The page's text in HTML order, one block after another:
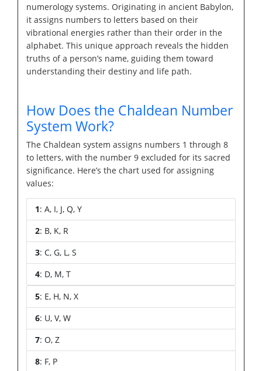
numerology systems. Originating in ancient Babylon,
it assigns numbers to letters based on their
vibrational energies rather than their order in the
alphabet. This unique approach reveals the hidden
truths of a person’s name, guiding them toward
understanding their destiny and life path.
How Does the Chaldean Number
System Work?
The Chaldean system assigns numbers 1 through 8
to letters, with the number 9 excluded for its sacred
significance. Here’s the chart used for assigning
values:
1: A, I, J, Q, Y
2: B, K, R
3: C, G, L, S
4: D, M, T
5: E, H, N, X
6: U, V, W
7: O, Z
8: F, P